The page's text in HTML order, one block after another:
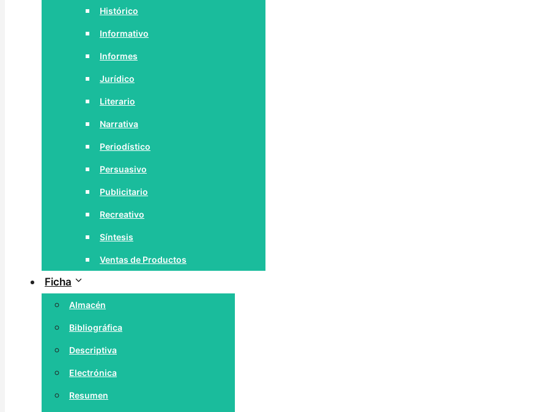
Histórico
Informativo
Informes
Jurídico
Literario
Narrativa
Periodístico
Persuasivo
Publicitario
Recreativo
Síntesis
Ventas de Productos
Ficha
Almacén
Bibliográfica
Descriptiva
Electrónica
Resumen